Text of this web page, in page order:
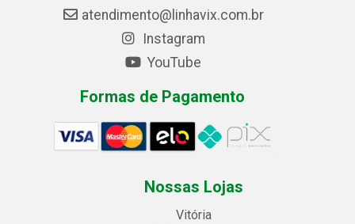
atendimento@linhavix.com.br
Instagram
YouTube
Formas de Pagamento
Nossas Lojas
Vitória